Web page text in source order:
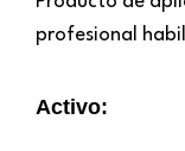
profesional
Activo: